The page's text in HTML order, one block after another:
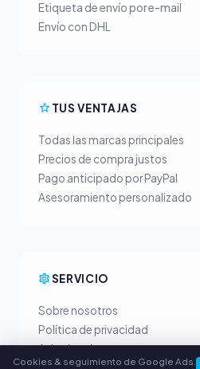
Etiqueta de envío por e-mail
Envío con DHL
TUS VENTAJAS
Todas las marcas principales
Precios de compra justos
Pago anticipado por PayPal
Asesoramiento personalizado
SERVICIO
Sobre nosotros
Política de privacidad
Aviso legal
Cookies & seguimiento de Google Ads.